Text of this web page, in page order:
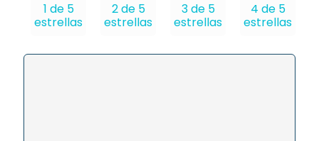
1 de 5
estrellas
2 de 5
estrellas
3 de 5
estrellas
4 de 5
estrellas